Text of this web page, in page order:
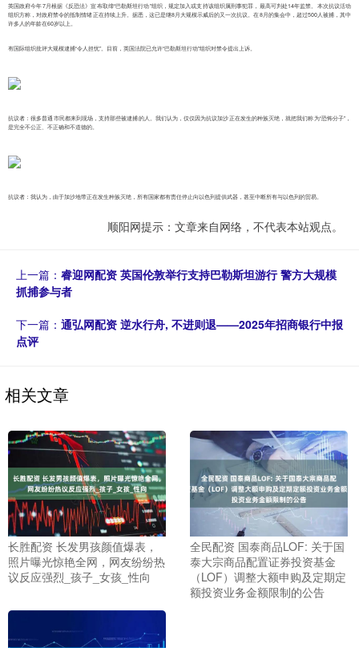
英国政府今年7月根据《反恐法》宣布取缔“巴勒斯坦行动”组织，规定加入或支持该组织属刑事犯罪，最高可判处14年监禁。本次抗议活动
组织方称，对政府禁令的抵制情绪正在持续上升。据悉，这已是继8月大规模示威后的又一次抗议。在8月的集会中，超过500人被捕，其中
许多人的年龄在60岁以上。
有国际组织批评大规模逮捕“令人担忧”。目前，英国法院已允许“巴勒斯坦行动”组织对禁令提出上诉。
抗议者：很多普通市民都来到现场，支持那些被逮捕的人。我们认为，仅仅因为抗议加沙正在发生的种族灭绝，就把我们称为“恐怖分子”，
是完全不公正、不正确和不道德的。
抗议者：我认为，由于加沙地带正在发生种族灭绝，所有国家都有责任停止向以色列提供武器，甚至中断所有与以色列的贸易。
顺阳网提示：文章来自网络，不代表本站观点。
上一篇： 睿迎网配资 英国伦敦举行支持巴勒斯坦游行 警方大规模
抓捕参与者
下一篇： 通弘网配资 逆水行舟, 不进则退——2025年招商银行中报
点评
相关文章
长胜配资 长发男孩颜值爆表，
照片曝光惊艳全网，网友纷纷热
议反应强烈_孩子_女孩_性向
全民配资 国泰商品LOF: 关于国
泰大宗商品配置证券投资基金
（LOF）调整大额申购及定期定
额投资业务金额限制的公告